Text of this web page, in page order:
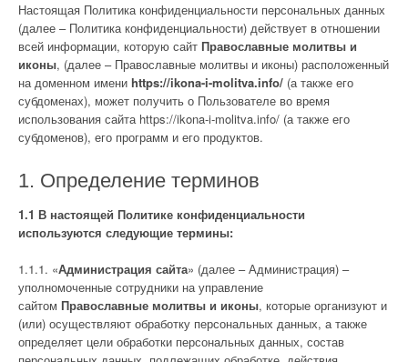
Настоящая Политика конфиденциальности персональных данных
(далее – Политика конфиденциальности) действует в отношении
всей информации, которую сайт Православные молитвы и
иконы, (далее – Православные молитвы и иконы) расположенный
на доменном имени https://ikona-i-molitva.info/ (а также его
субдоменах), может получить о Пользователе во время
использования сайта https://ikona-i-molitva.info/ (а также его
субдоменов), его программ и его продуктов.
1. Определение терминов
1.1 В настоящей Политике конфиденциальности
используются следующие термины:
1.1.1. «Администрация сайта» (далее – Администрация) –
уполномоченные сотрудники на управление
сайтом Православные молитвы и иконы, которые организуют и
(или) осуществляют обработку персональных данных, а также
определяет цели обработки персональных данных, состав